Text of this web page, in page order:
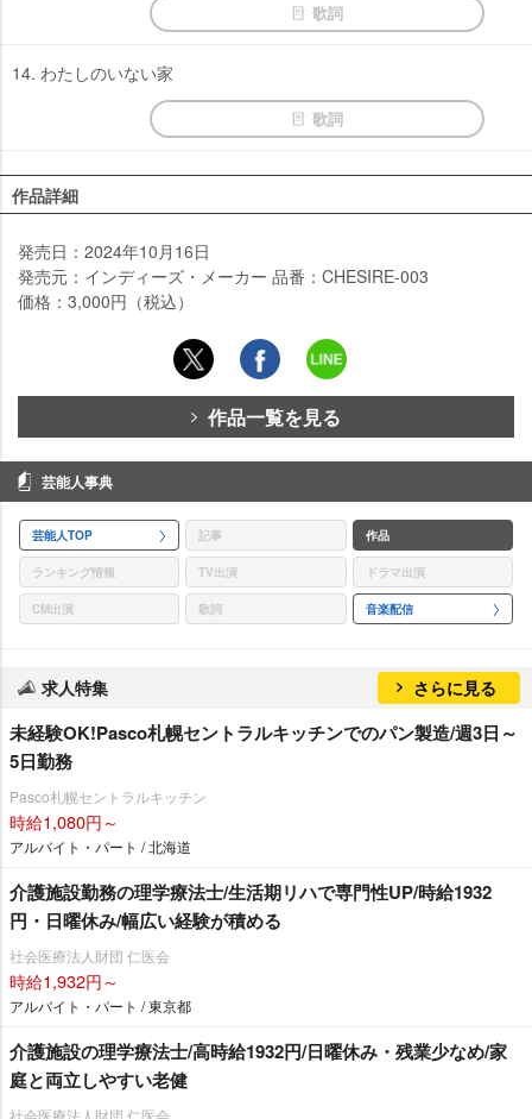
歌詞
14. わたしのいない家
歌詞
作品詳細
発売日：2024年10月16日
発売元：インディーズ・メーカー 品番：CHESIRE-003
価格：3,000円（税込）
作品一覧を見る
芸能人事典
芸能人TOP 記事 作品
ランキング情報 TV出演 ドラマ出演
CM出演 歌詞 音楽配信
求人特集 さらに見る
未経験OK!Pasco札幌セントラルキッチンでのパン製造/週3日～
5日勤務
Pasco札幌セントラルキッチン
時給1,080円～
アルバイト・パート / 北海道
介護施設勤務の理学療法士/生活期リハで専門性UP/時給1932
円・日曜休み/幅広い経験が積める
社会医療法人財団 仁医会
時給1,932円～
アルバイト・パート / 東京都
介護施設の理学療法士/高時給1932円/日曜休み・残業少なめ/家
庭と両立しやすい老健